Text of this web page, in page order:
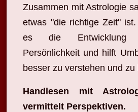
Zusammen mit Astrologie
etwas "die richtige Zeit"
es die Entwicklung
Persönlichkeit und hilft
besser zu verstehen und zu
Handlesen mit
vermittelt Perspektiven.